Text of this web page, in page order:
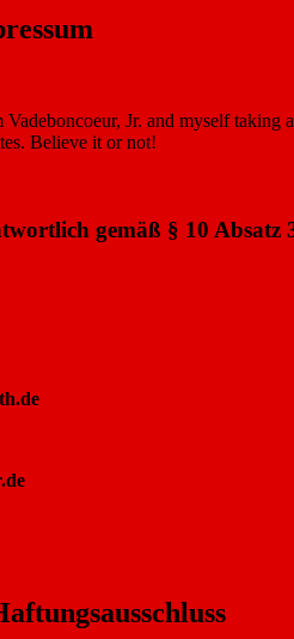
Vadeboncoeur, Jr. and myself taking
Believe it or not!
gemäß § 10 Absatz